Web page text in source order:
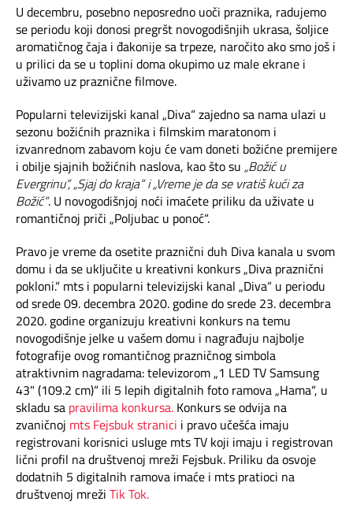
Mapa brzina
eRačun
Prilagođeno tebi
Putuj pametnije
U decembru, posebno neposredno uoči praznika, radujemo
se periodu koji donosi pregršt novogodišnjih ukrasa, šoljice
aromatičnog čaja i đakonije sa trpeze, naročito ako smo još i
u prilici da se u toplini doma okupimo uz male ekrane i
uživamo uz praznične filmove.
Popularni televizijski kanal „Diva“ zajedno sa nama ulazi u
sezonu božićnih praznika i filmskim maratonom i
izvanrednom zabavom koju će vam doneti božićne premijere
i obilje sjajnih božićnih naslova, kao što su „Božić u
Evergrinu“, „Sjaj do kraja“ i „Vreme je da se vratiš kući za
Božić“. U novogodišnjoj noći imaćete priliku da uživate u
romantičnoj priči „Poljubac u ponoć“.
Pravo je vreme da osetite praznični duh Diva kanala u svom
domu i da se uključite u kreativni konkurs „Diva praznični
pokloni.“ mts i popularni televizijski kanal „Diva“ u periodu
od srede 09. decembra 2020. godine do srede 23. decembra
2020. godine organizuju kreativni konkurs na temu
novogodišnje jelke u vašem domu i nagrađuju najbolje
fotografije ovog romantičnog prazničnog simbola
atraktivnim nagradama: televizorom „1 LED TV Samsung
43" (109.2 cm)“ ili 5 lepih digitalnih foto ramova „Hama“, u
skladu sa pravilima konkursa. Konkurs se odvija na
zvaničnoj mts Fejsbuk stranici i pravo učešća imaju
registrovani korisnici usluge mts TV koji imaju i registrovan
lični profil na društvenoj mreži Fejsbuk. Priliku da osvoje
dodatnih 5 digitalnih ramova imaće i mts pratioci na
društvenoj mreži Tik Tok.